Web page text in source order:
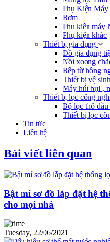
Phụ Kiện Máy
Bơm
Phụ kiện máy
Phụ kiện khác
Thiết bị gia dụng
Đồ gia dụng
Nồi xoong
Bếp từ hồng
Thiết bị vệ
Máy hút bụi ,
Thiết bị lọc công
Bộ lọc thô đầu
Thiết bị lọc
Tin tức
Liên hệ
Bài viết liên quan
Bật mí sơ đồ lắp đặt hệ
cho mọi nhà
Tuesday, 22/06/2021